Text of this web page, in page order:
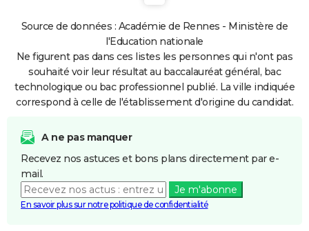
Source de données : Académie de Rennes - Ministère de
l'Education nationale
Ne figurent pas dans ces listes les personnes qui n'ont pas
souhaité voir leur résultat au baccalauréat général, bac
technologique ou bac professionnel publié. La ville indiquée
correspond à celle de l'établissement d'origine du candidat.
A ne pas manquer
Recevez nos astuces et bons plans directement par e-
mail.
Je m'abonne
En savoir plus sur notre politique de confidentialité